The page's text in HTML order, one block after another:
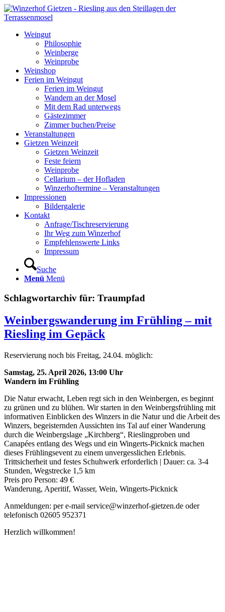
Weingut
Philosophie
Weinberge
Weinprobe
Weinshop
Ferien im Weingut
Ferien im Weingut
Wandern an der Mosel
Mit dem Rad unterwegs
Gästezimmer
Zimmer buchen/Preise
Veranstaltungen
Gietzen Weinzeit
Gietzen Weinzeit
Feste feiern
Weinprobe
Cellarium – der Hofladen
Winzerhoftermine – Veranstaltungen
Impressionen
Bildergalerie
Kontakt
Anfrage/Tischreservierung
Ihr Weg zum Winzerhof
Empfehlenswerte Links
Impressum
Suche
Menü Menü
Schlagwortarchiv für: Traumpfad
Weinbergswanderung im Frühling – mit
Riesling im Gepäck
Reservierung noch bis Freitag, 24.04. möglich:
Samstag, 25. April 2026, 13:00 Uhr
Wandern im Frühling
Die Natur erwacht, Leben regt sich in den Weinbergen, es beginnt
zu grünen und zu blühen. Wir starten in den Weinbergsfrühling mit
informativen Einblicken des Winzers in die Natur und die Arbeit des
Winzers, begeisternden Aussichten ins Tal auf einer Wanderung
durch die Weinbergslage „Kirchberg“, Rieslingproben und
Canapées entlang des Wegs und ein Wingerts-Picknick machen
dieses Frühlingsevent zu einem unvergesslichen Erlebnis.
Trittsicherheit und festes Schuhwerk erforderlich | Dauer: ca. 3-4
Stunden, Wegstrecke 1,5 km
Preis pro Person: 49 €
Wanderung, Aperitif, Wasser, Wein, Wingerts-Picknick
Anmeldungen: per e-mail service@winzerhof-gietzen.de oder
telefonisch 02605 952371
Herzlich willkommen!